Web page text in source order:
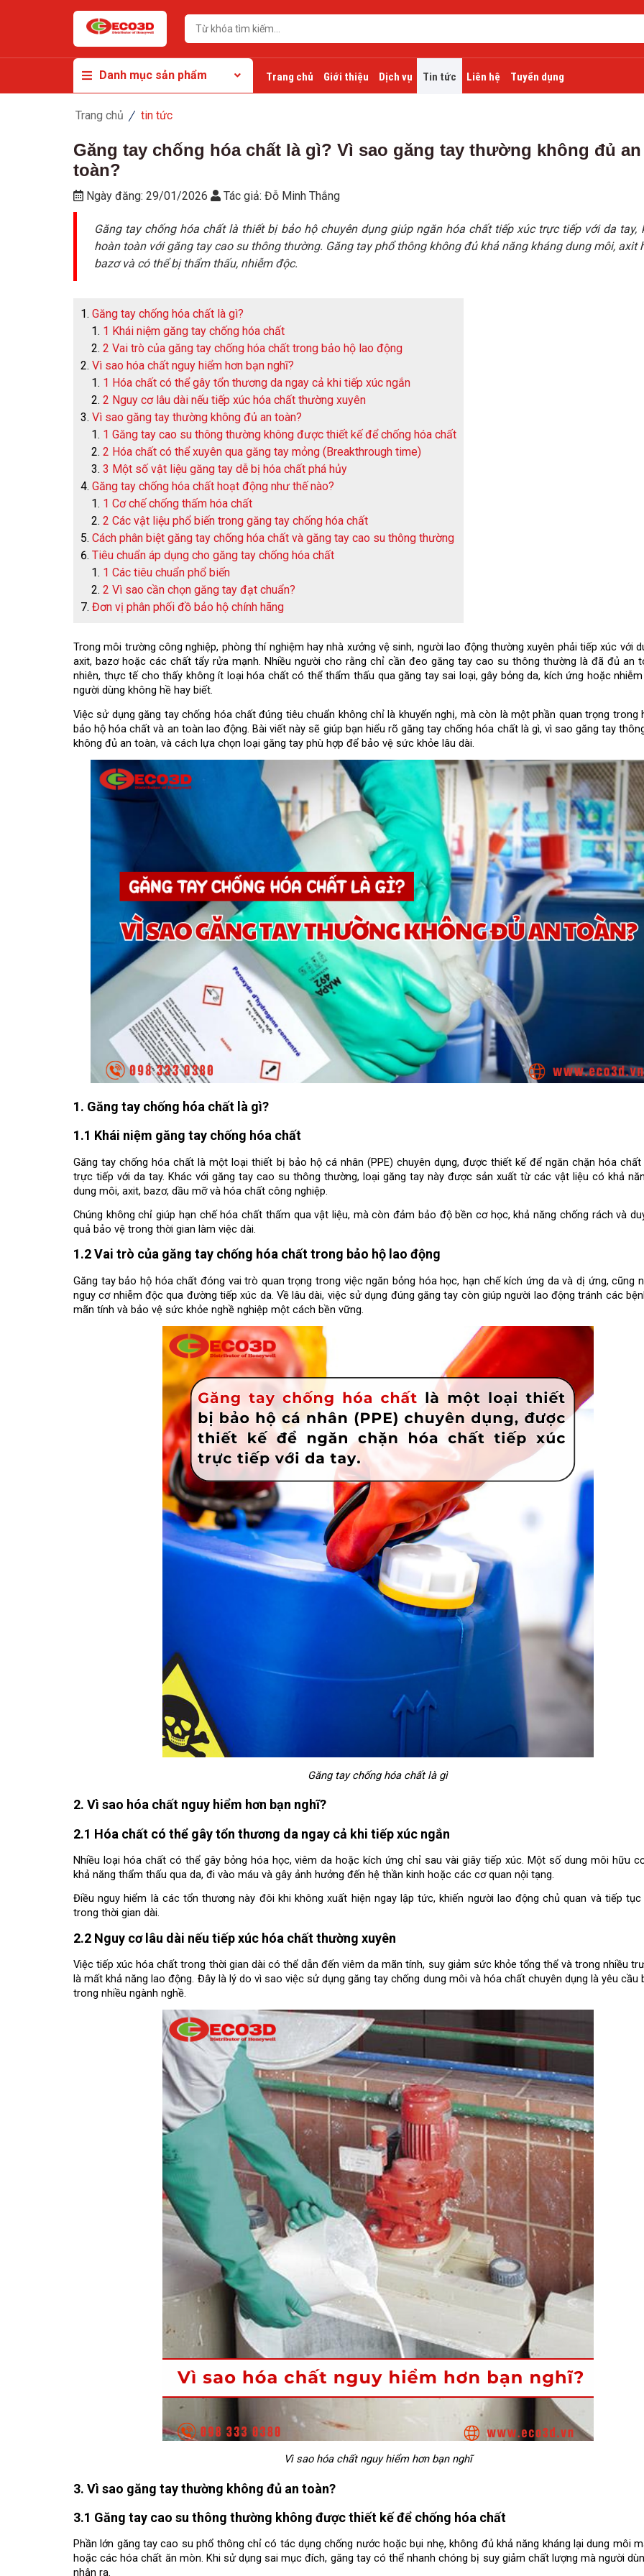
Danh mục sản phẩm Trang chủ Giới thiệu Dịch vụ Tin tức Liên hệ Tuyển dụng
Trang chủ tin tức
Găng tay chống hóa chất là gì? Vì sao găng tay thường không đủ an
toàn?
Ngày đăng: 29/01/2026 Tác giả: Đỗ Minh Thắng
Găng tay chống hóa chất là thiết bị bảo hộ chuyên dụng giúp ngăn hóa chất tiếp xúc trực tiếp với da tay,
hoàn toàn với găng tay cao su thông thường. Găng tay phổ thông không đủ khả năng kháng dung môi, axit
bazơ và có thể bị thẩm thấu, nhiễm độc.
Găng tay chống hóa chất là gì?
1 Khái niệm găng tay chống hóa chất
2 Vai trò của găng tay chống hóa chất trong bảo hộ lao động
Vì sao hóa chất nguy hiểm hơn bạn nghĩ?
1 Hóa chất có thể gây tổn thương da ngay cả khi tiếp xúc ngắn
2 Nguy cơ lâu dài nếu tiếp xúc hóa chất thường xuyên
Vì sao găng tay thường không đủ an toàn?
1 Găng tay cao su thông thường không được thiết kế để chống hóa chất
2 Hóa chất có thể xuyên qua găng tay mỏng (Breakthrough time)
3 Một số vật liệu găng tay dễ bị hóa chất phá hủy
Găng tay chống hóa chất hoạt động như thế nào?
1 Cơ chế chống thấm hóa chất
2 Các vật liệu phổ biến trong găng tay chống hóa chất
Cách phân biệt găng tay chống hóa chất và găng tay cao su thông thường
Tiêu chuẩn áp dụng cho găng tay chống hóa chất
1 Các tiêu chuẩn phổ biến
2 Vì sao cần chọn găng tay đạt chuẩn?
Đơn vị phân phối đồ bảo hộ chính hãng
Trong môi trường công nghiệp, phòng thí nghiệm hay nhà xưởng vệ sinh, người lao động thường xuyên phải tiếp xúc với
axit, bazơ hoặc các chất tẩy rửa mạnh. Nhiều người cho rằng chỉ cần đeo găng tay cao su thông thường là đã đủ an
nhiên, thực tế cho thấy không ít loại hóa chất có thể thẩm thấu qua găng tay sai loại, gây bỏng da, kích ứng hoặc
người dùng không hề hay biết.
Việc sử dụng găng tay chống hóa chất đúng tiêu chuẩn không chỉ là khuyến nghị, mà còn là một phần quan trọng trong
bảo hộ hóa chất và an toàn lao động. Bài viết này sẽ giúp bạn hiểu rõ găng tay chống hóa chất là gì, vì sao găng tay
không đủ an toàn, và cách lựa chọn loại găng tay phù hợp để bảo vệ sức khỏe lâu dài.
1. Găng tay chống hóa chất là gì?
1.1 Khái niệm găng tay chống hóa chất
Găng tay chống hóa chất là một loại thiết bị bảo hộ cá nhân (PPE) chuyên dụng, được thiết kế để ngăn chặn hóa
trực tiếp với da tay. Khác với găng tay cao su thông thường, loại găng tay này được sản xuất từ các vật liệu có khả
dung môi, axit, bazơ, dầu mỡ và hóa chất công nghiệp.
Chúng không chỉ giúp hạn chế hóa chất thấm qua vật liệu, mà còn đảm bảo độ bền cơ học, khả năng chống rách và
quả bảo vệ trong thời gian làm việc dài.
1.2 Vai trò của găng tay chống hóa chất trong bảo hộ lao động
Găng tay bảo hộ hóa chất đóng vai trò quan trọng trong việc ngăn bỏng hóa học, hạn chế kích ứng da và dị ứng, cũng
nguy cơ nhiễm độc qua đường tiếp xúc da. Về lâu dài, việc sử dụng đúng găng tay còn giúp người lao động tránh các
mãn tính và bảo vệ sức khỏe nghề nghiệp một cách bền vững.
Găng tay chống hóa chất là gì
2. Vì sao hóa chất nguy hiểm hơn bạn nghĩ?
2.1 Hóa chất có thể gây tổn thương da ngay cả khi tiếp xúc ngắn
Nhiều loại hóa chất có thể gây bỏng hóa học, viêm da hoặc kích ứng chỉ sau vài giây tiếp xúc. Một số dung môi hữu
khả năng thẩm thấu qua da, đi vào máu và gây ảnh hưởng đến hệ thần kinh hoặc các cơ quan nội tạng.
Điều nguy hiểm là các tổn thương này đôi khi không xuất hiện ngay lập tức, khiến người lao động chủ quan và tiếp
trong thời gian dài.
2.2 Nguy cơ lâu dài nếu tiếp xúc hóa chất thường xuyên
Việc tiếp xúc hóa chất trong thời gian dài có thể dẫn đến viêm da mãn tính, suy giảm sức khỏe tổng thể và trong nhiều
là mất khả năng lao động. Đây là lý do vì sao việc sử dụng găng tay chống dung môi và hóa chất chuyên dụng là yêu cầu
trong nhiều ngành nghề.
Vì sao hóa chất nguy hiểm hơn bạn nghĩ
3. Vì sao găng tay thường không đủ an toàn?
3.1 Găng tay cao su thông thường không được thiết kế để chống hóa chất
Phần lớn găng tay cao su phổ thông chỉ có tác dụng chống nước hoặc bụi nhẹ, không đủ khả năng kháng lại dung môi
hoặc các hóa chất ăn mòn. Khi sử dụng sai mục đích, găng tay có thể nhanh chóng bị suy giảm chất lượng mà người
nhận ra.